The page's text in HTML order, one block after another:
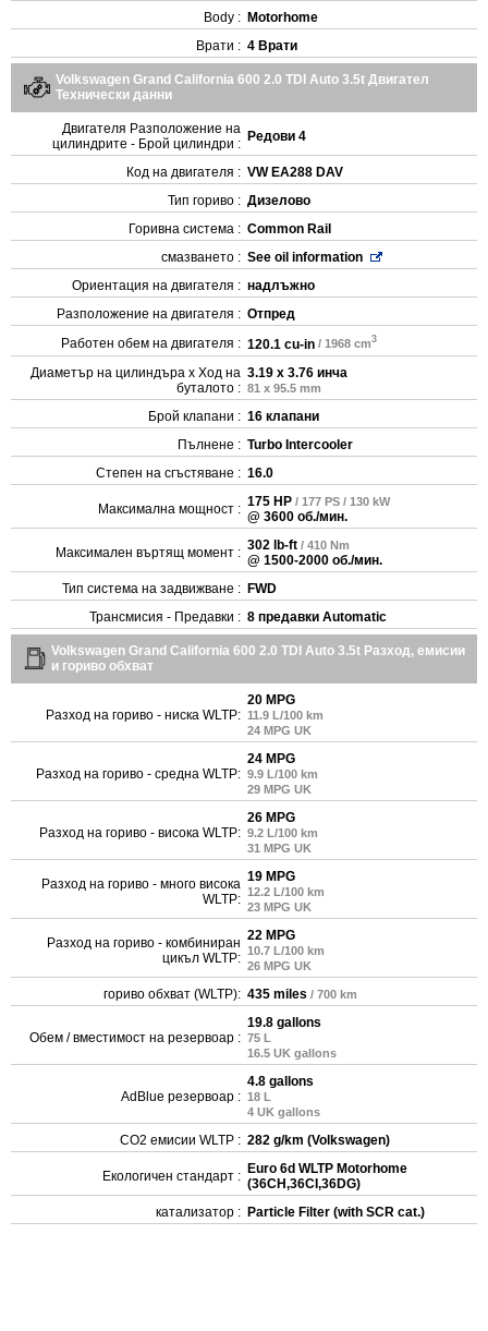
Body : Motorhome
Врати : 4 Врати
Volkswagen Grand California 600 2.0 TDI Auto 3.5t Двигател
Технически данни
Двигателя Разположение на
цилиндрите - Брой цилиндри : Редови 4
Код на двигателя : VW EA288 DAV
Тип гориво : Дизелово
Горивна система : Common Rail
смазването : See oil information
Ориентация на двигателя : надлъжно
Разположение на двигателя : Отпред
Работен обем на двигателя : 120.1 cu-in / 1968 cm3
Диаметър на цилиндъра x Ход на
буталото :
3.19 x 3.76 инча
81 x 95.5 mm
Брой клапани : 16 клапани
Пълнене : Turbo Intercooler
Степен на сгъстяване : 16.0
Максимална мощност : 175 HP / 177 PS / 130 kW
@ 3600 об./мин.
Максимален въртящ момент : 302 lb-ft / 410 Nm
@ 1500-2000 об./мин.
Тип система на задвижване : FWD
Трансмисия - Предавки : 8 предавки Automatic
Volkswagen Grand California 600 2.0 TDI Auto 3.5t Разход, емисии
и гориво обхват
Разход на гориво - ниска WLTP:
20 MPG
11.9 L/100 km
24 MPG UK
Разход на гориво - средна WLTP:
24 MPG
9.9 L/100 km
29 MPG UK
Разход на гориво - висока WLTP:
26 MPG
9.2 L/100 km
31 MPG UK
Разход на гориво - много висока
WLTP:
19 MPG
12.2 L/100 km
23 MPG UK
Разход на гориво - комбиниран
цикъл WLTP:
22 MPG
10.7 L/100 km
26 MPG UK
гориво обхват (WLTP): 435 miles / 700 km
Обем / вместимост на резервоар :
19.8 gallons
75 L
16.5 UK gallons
AdBlue резервоар :
4.8 gallons
18 L
4 UK gallons
CO2 емисии WLTP : 282 g/km (Volkswagen)
Екологичен стандарт : Euro 6d WLTP Motorhome
(36CH,36CI,36DG)
катализатор : Particle Filter (with SCR cat.)